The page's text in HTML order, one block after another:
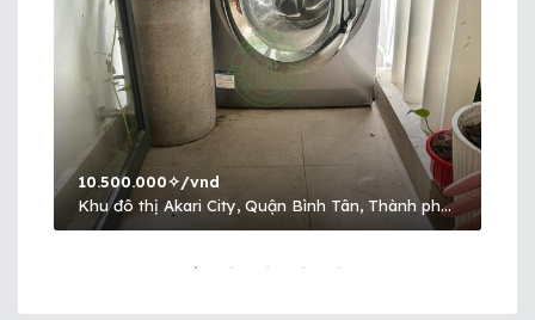
10.500.000✧/vnd
Khu đô thị Akari City, Quận Bình Tân, Thành phố Hồ Chí Minh, Việt Nam, Akari City, Quận Bình Tân, Hồ Chí Minh